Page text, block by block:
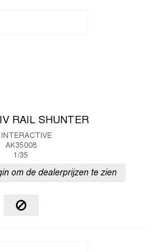
RAIL SHUNTER
INTERACTIVE
AK35008
1/35
om de dealerprijzen te zien